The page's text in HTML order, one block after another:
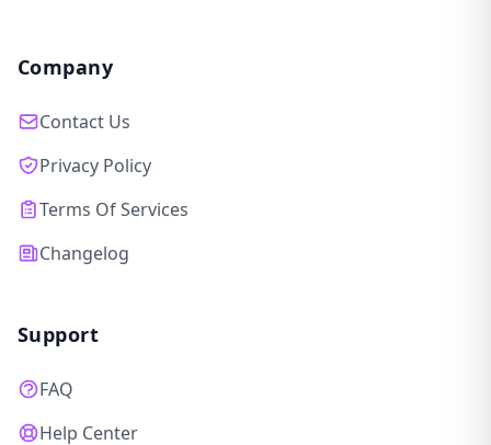
Company
Contact Us
Privacy Policy
Terms Of Services
Changelog
Support
FAQ
Help Center